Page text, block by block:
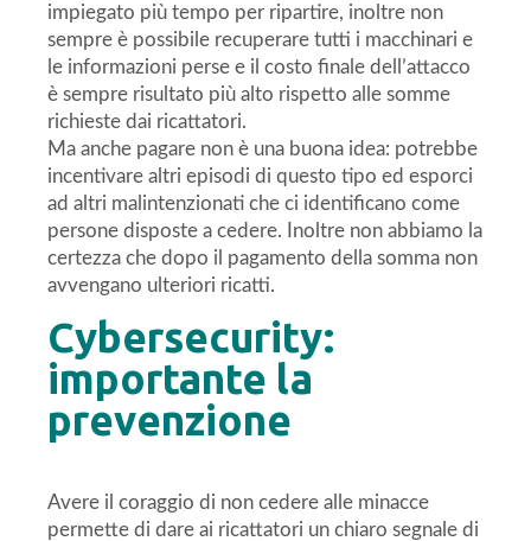
impiegato più tempo per ripartire, inoltre non
sempre è possibile recuperare tutti i macchinari e
le informazioni perse e il costo finale dell’attacco
è sempre risultato più alto rispetto alle somme
richieste dai ricattatori.
Ma anche pagare non è una buona idea: potrebbe
incentivare altri episodi di questo tipo ed esporci
ad altri malintenzionati che ci identificano come
persone disposte a cedere. Inoltre non abbiamo la
certezza che dopo il pagamento della somma non
avvengano ulteriori ricatti.
Cybersecurity:
importante la
prevenzione
Avere il coraggio di non cedere alle minacce
permette di dare ai ricattatori un chiaro segnale di